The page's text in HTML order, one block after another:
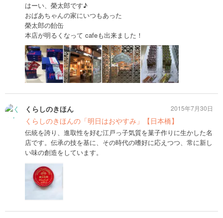
はーい、榮太郎です♪
おばあちゃんの家にいつもあった
榮太郎の飴缶
本店が明るくなって cafeも出来ました！
くらしのきほん
くらしのきほんの「明日はおやすみ」【日本橋】
伝統を誇り、進取性を好む江戸っ子気質を菓子作りに生かした名
店です。伝承の技を基に、その時代の嗜好に応えつつ、常に新し
い味の創造をしています。
2015年7月30日